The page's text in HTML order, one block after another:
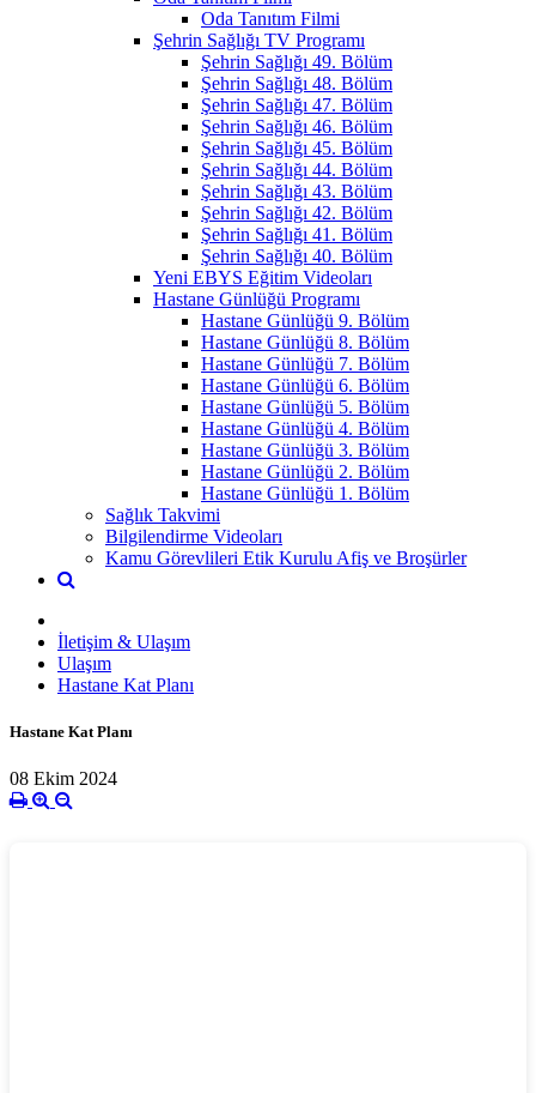
Oda Tanıtım Filmi
Şehrin Sağlığı TV Programı
Şehrin Sağlığı 49. Bölüm
Şehrin Sağlığı 48. Bölüm
Şehrin Sağlığı 47. Bölüm
Şehrin Sağlığı 46. Bölüm
Şehrin Sağlığı 45. Bölüm
Şehrin Sağlığı 44. Bölüm
Şehrin Sağlığı 43. Bölüm
Şehrin Sağlığı 42. Bölüm
Şehrin Sağlığı 41. Bölüm
Şehrin Sağlığı 40. Bölüm
Yeni EBYS Eğitim Videoları
Hastane Günlüğü Programı
Hastane Günlüğü 9. Bölüm
Hastane Günlüğü 8. Bölüm
Hastane Günlüğü 7. Bölüm
Hastane Günlüğü 6. Bölüm
Hastane Günlüğü 5. Bölüm
Hastane Günlüğü 4. Bölüm
Hastane Günlüğü 3. Bölüm
Hastane Günlüğü 2. Bölüm
Hastane Günlüğü 1. Bölüm
Sağlık Takvimi
Bilgilendirme Videoları
Kamu Görevlileri Etik Kurulu Afiş ve Broşürler
İletişim & Ulaşım
Ulaşım
Hastane Kat Planı
Hastane Kat Planı
08 Ekim 2024